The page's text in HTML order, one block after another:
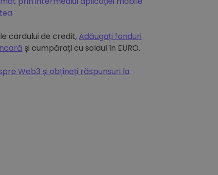
cardului de credit,Adăugați fonduri
și cumpărați cu soldul în EURO.
Web3 și obțineți răspunsuri la